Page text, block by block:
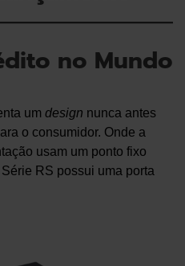
no Mundo
um design nunca antes
o consumidor. Onde a
usam um ponto fixo
RS possui uma porta